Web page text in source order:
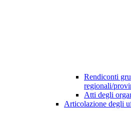
Rendiconti
regionali/
Atti degli
Articolazione degli